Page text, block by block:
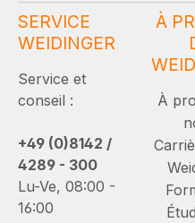
SERVICE
WEIDINGER
Service et
conseil :
+49 (0)8142 /
4289 - 300
Lu-Ve, 08:00 -
16:00
À
À